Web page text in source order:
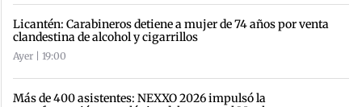
Licantén: Carabineros detiene a mujer de 74 años por venta
clandestina de alcohol y cigarrillos
Ayer | 19:00
Más de 400 asistentes: NEXXO 2026 impulsó la